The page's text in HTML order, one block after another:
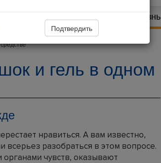
Питание и диета Здоровая жизнь
и гель в одном
нравиться. А вам известно,
всерьез разобраться в этом вопросе.
чувств, оказывают
Подтвердить